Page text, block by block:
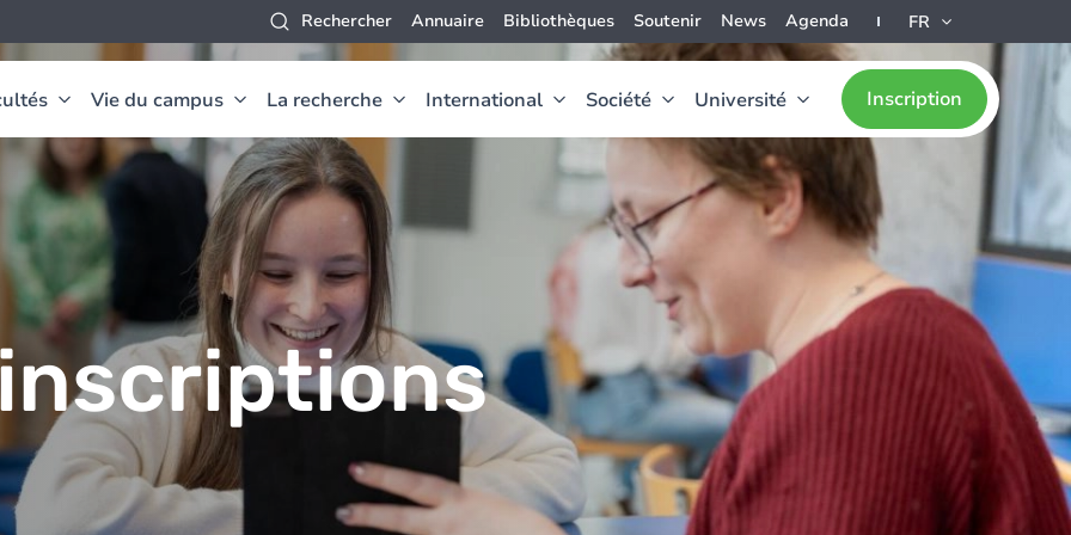
Rechercher Annuaire Bibliothèques Soutenir News Agenda FR
Vie du campus La recherche International Société Université Inscription